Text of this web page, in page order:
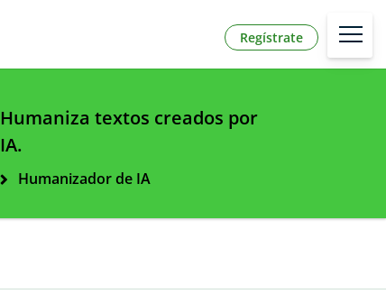
Regístrate
Humaniza textos creados por
IA.
Humanizador de IA